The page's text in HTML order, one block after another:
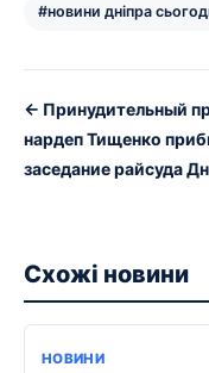
#новини дніпра
← Принудительный
нардеп Тищенко
заседание райсуда
Схожі новини
НОВИНИ